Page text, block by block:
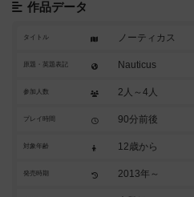
作品データ
タイトル ノーティカス
原題・英題表記 Nauticus
参加人数 2人～4人
プレイ時間 90分前後
対象年齢 12歳から
発売時期 2013年～